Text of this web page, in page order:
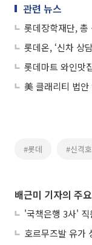
관련 뉴스
롯데장학재단, 총
롯데온, ‘신차 상
롯데마트 와인맛
#롯데 #신격호
배근미 기자의 주